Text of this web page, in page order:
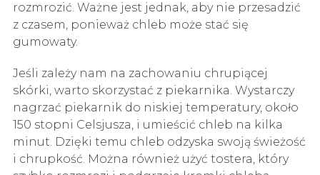
rozmrozić. Ważne jest jednak, aby nie przesadzić
z czasem, ponieważ chleb może stać się
gumowaty.
Jeśli zależy nam na zachowaniu chrupiącej
skórki, warto skorzystać z piekarnika. Wystarczy
nagrzać piekarnik do niskiej temperatury, około
150 stopni Celsjusza, i umieścić chleb na kilka
minut. Dzięki temu chleb odzyska swoją świeżość
i chrupkość. Można również użyć tostera, który